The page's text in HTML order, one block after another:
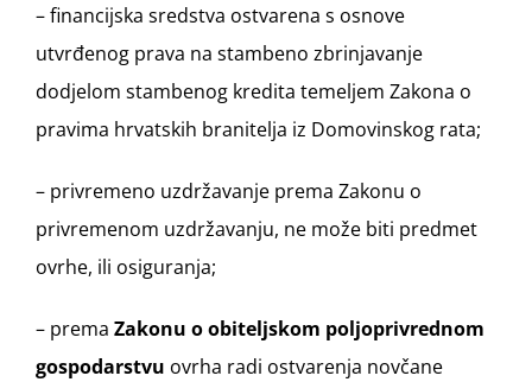
– financijska sredstva ostvarena s osnove
utvrđenog prava na stambeno zbrinjavanje
dodjelom stambenog kredita temeljem Zakona o
pravima hrvatskih branitelja iz Domovinskog rata;
– privremeno uzdržavanje prema Zakonu o
privremenom uzdržavanju, ne može biti predmet
ovrhe, ili osiguranja;
– prema Zakonu o obiteljskom poljoprivrednom
gospodarstvu ovrha radi ostvarenja novčane